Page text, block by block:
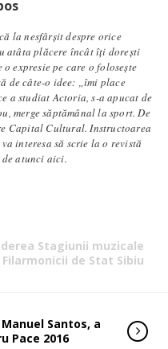
la nesfârșit despre orice
atâta plăcere încât îți dorești
expresie pe care o folosește
de câte-o idee: „îmi place
a studiat Actoria, s-a apucat de
merge săptămânal la sport. De
Capital Cultural. Instructoarea
interesa să scrie la o revistă
atunci aici.
Stagiunii muzicale
Filarmonicii de Stat Sibiu
Santos, a
Pace 2016